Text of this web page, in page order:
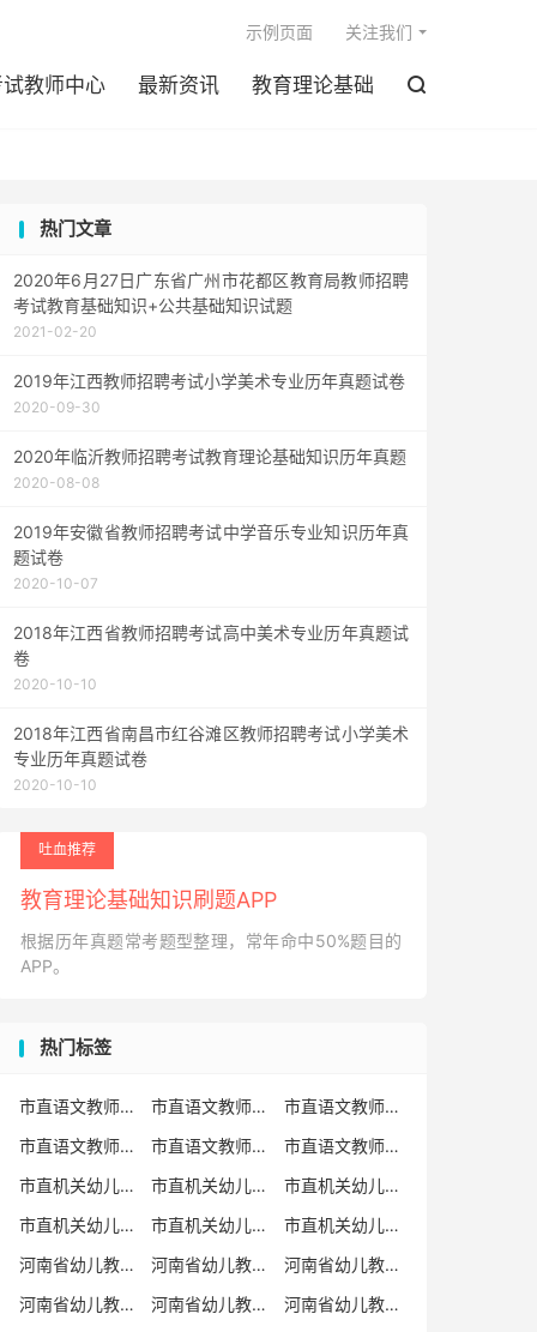
教师中心 最新资讯 教育理论基础 
示例页面 关注我们
热门文章
2020年6月27日广东省广州市花都区教育局教师招聘
考试教育基础知识+公共基础知识试题
2021-02-20
2019年江西教师招聘考试小学美术专业历年真题试卷
2020-09-30
2020年临沂教师招聘考试教育理论基础知识历年真题
2020-08-08
2019年安徽省教师招聘考试中学音乐专业知识历年真
题试卷
2020-10-07
2018年江西省教师招聘考试高中美术专业历年真题试
卷
2020-10-10
2018年江西省南昌市红谷滩区教师招聘考试小学美术
专业历年真题试卷
2020-10-10
吐血推荐
教育理论基础知识刷题APP
根据历年真题常考题型整理，常年命中50%题目的
APP。
热门标签
市直语文教师招聘 市直语文教师招聘考试真题
市直语文教师招聘考试真题卷
市直语文教师编制考试真题
市直语文教师编制考试真题卷
市直语文教师考试
市直机关幼儿教师招聘
市直机关幼儿教师考试
市直机关幼儿教师招聘考试真题
市直机关幼儿教师招聘考试真题卷
市直机关幼儿教师编制考试真题卷
市直机关幼儿教师编制考试真题
河南省幼儿教师招聘
河南省幼儿教师考试
河南省幼儿教师招聘考试真题
河南省幼儿教师招聘考试真题卷
河南省幼儿教师编制考试真题
河南省幼儿教师编制考试真题卷